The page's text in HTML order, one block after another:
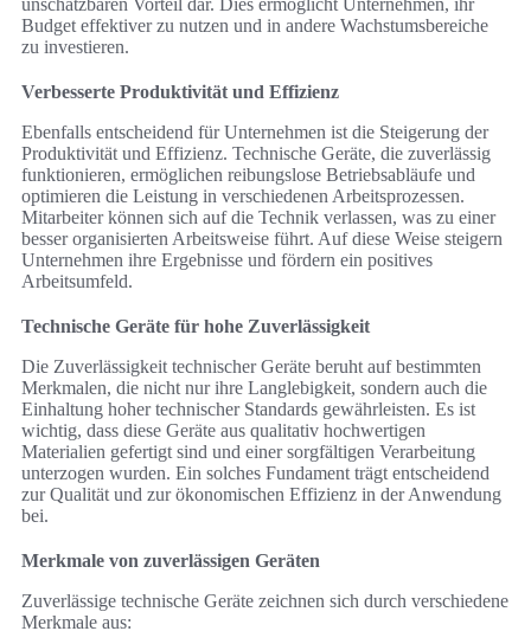
unschätzbaren Vorteil dar. Dies ermöglicht Unternehmen, ihr
Budget effektiver zu nutzen und in andere Wachstumsbereiche
zu investieren.
Verbesserte Produktivität und Effizienz
Ebenfalls entscheidend für Unternehmen ist die Steigerung der
Produktivität und Effizienz. Technische Geräte, die zuverlässig
funktionieren, ermöglichen reibungslose Betriebsabläufe und
optimieren die Leistung in verschiedenen Arbeitsprozessen.
Mitarbeiter können sich auf die Technik verlassen, was zu einer
besser organisierten Arbeitsweise führt. Auf diese Weise steigern
Unternehmen ihre Ergebnisse und fördern ein positives
Arbeitsumfeld.
Technische Geräte für hohe Zuverlässigkeit
Die Zuverlässigkeit technischer Geräte beruht auf bestimmten
Merkmalen, die nicht nur ihre Langlebigkeit, sondern auch die
Einhaltung hoher technischer Standards gewährleisten. Es ist
wichtig, dass diese Geräte aus qualitativ hochwertigen
Materialien gefertigt sind und einer sorgfältigen Verarbeitung
unterzogen wurden. Ein solches Fundament trägt entscheidend
zur Qualität und zur ökonomischen Effizienz in der Anwendung
bei.
Merkmale von zuverlässigen Geräten
Zuverlässige technische Geräte zeichnen sich durch verschiedene
Merkmale aus: